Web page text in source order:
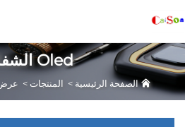
Oled الشفافة
الصفحة الرئيسية>المنتجات>عرض شفاف>